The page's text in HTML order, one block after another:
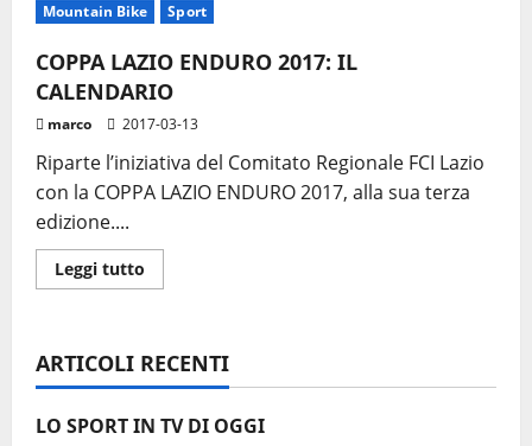
Mountain Bike Sport
COPPA LAZIO ENDURO 2017: IL
CALENDARIO
marco 2017-03-13
Riparte l’iniziativa del Comitato Regionale FCI Lazio
con la COPPA LAZIO ENDURO 2017, alla sua terza
edizione....
Leggi tutto
di
LAZIO
ENDURO
2017:
CALENDARIO
ARTICOLI RECENTI
LO SPORT IN TV DI OGGI